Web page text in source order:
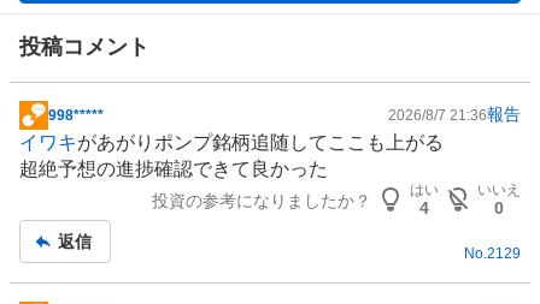
板
投稿コメント
掲
示
板
998***** 2026/8/7 21:36報告
イワキがあがり ポンプ銘柄追随してここも上がる
超絶予想の進捗確認できて良かった
投資の参考になりましたか？
はい
4
いいえ
0
返信
No.2129